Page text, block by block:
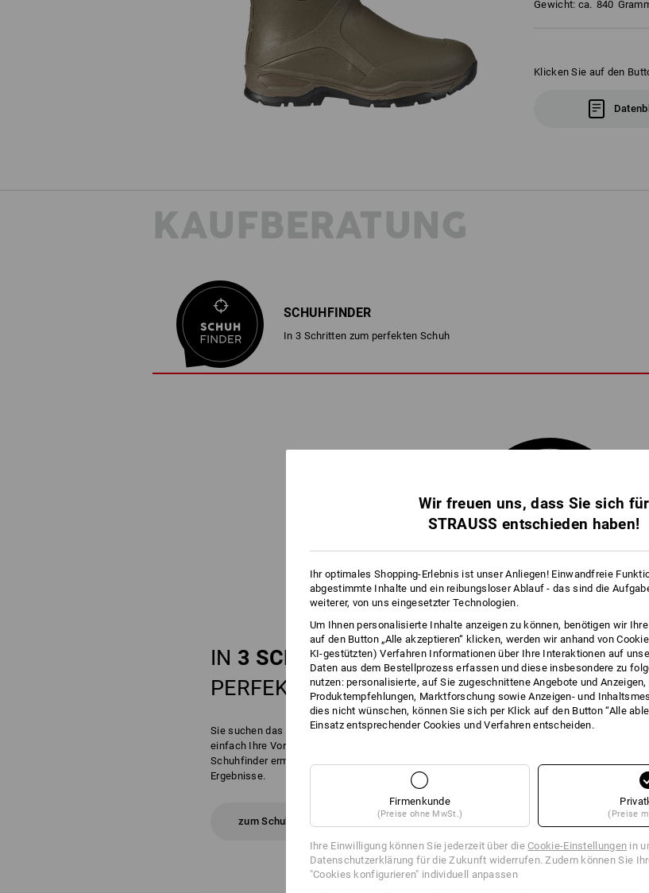
Gewicht: ca. 840
Klicken Sie auf den
KAUFBERATUNG
SCHUHFINDER
In 3 Schritten zum perfekten Schuh
IN 3 SCHRITTENZUM
PERFEKTENSCHUHWERK
Sie suchen das perfekte Schuhwerk? Verraten Sie uns
einfach Ihre Vorlieben und Anforderungen. Der
Schuhfinder ermittelt daraus Ihre persönlichen Top
Ergebnisse.
zum Schuhfinder
Wir freuen uns, dass Sie sich für
STRAUSS entschieden haben!
Ihr optimales Shopping-Erlebnis ist unser Anliegen! Einwandfreie
abgestimmte Inhalte und ein reibungsloser Ablauf - das sind die
weiterer, von uns eingesetzter Technologien.
Um Ihnen personalisierte Inhalte anzeigen zu können, benötigen wir
auf den Button „Alle akzeptieren“ klicken, werden wir anhand von
KI-gestützten) Verfahren Informationen über Ihre Interaktionen auf
Daten aus dem Bestellprozess erfassen und diese insbesondere zu
nutzen: personalisierte, auf Sie zugeschnittene Angebote und
Produktempfehlungen, Marktforschung sowie Anzeigen- und
dies nicht wünschen, können Sie sich per Klick auf den Button “Alle
Einsatz entsprechender Cookies und Verfahren entscheiden.
Firmenkunde
(Preise ohne MwSt.) (Preise
Ihre Einwilligung können Sie jederzeit über dieCookie-Einstellungen in
Datenschutzerklärung für die Zukunft widerrufen. Zudem können Sie
"Cookies konfigurieren" individuell anpassen